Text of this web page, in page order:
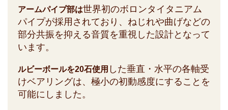
アームパイプ部は世界初のボロンタイタニアム
パイプが採用されており、ねじれや曲げなどの
部分共振を抑える音質を重視した設計となって
います。
ルビーボールを20石使用 した垂直・水平の各軸受
けベアリングは、極小の初動感度にすることを
可能にしました。